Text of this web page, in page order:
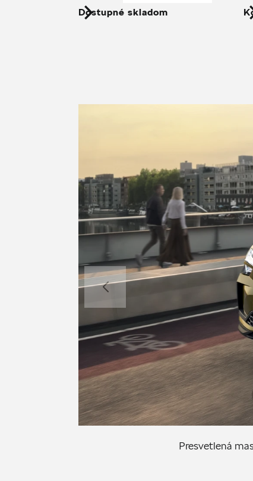
Dostupné skladom
Presvetlená